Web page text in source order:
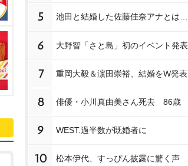
5 池田と結婚した佐藤佳奈アナとは…
6 大野智「さと島」初のイベント発表
7 重岡大毅＆濵田崇裕、結婚をW発表
8 俳優・小川真由美さん死去 86歳
9 WEST.過半数が既婚者に
10 松本伊代、すっぴん披露に驚く声